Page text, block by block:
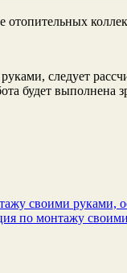
следует
будет
своими руками,
по монтажу